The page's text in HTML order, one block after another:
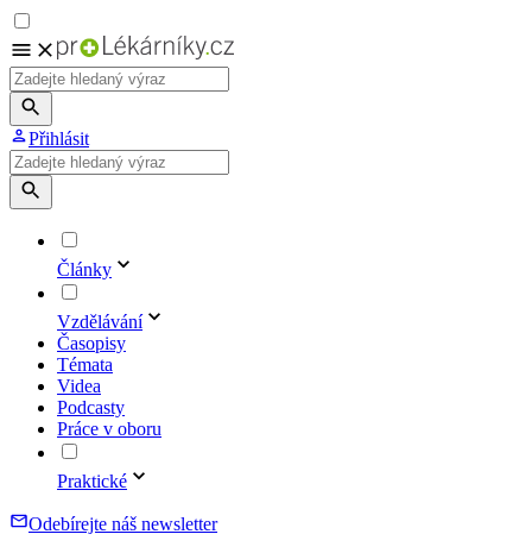
Přihlásit
Články
Vzdělávání
Časopisy
Témata
Videa
Podcasty
Práce v oboru
Praktické
Odebírejte náš newsletter